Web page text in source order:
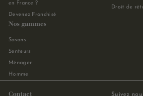
en France ?
Devenez Franchisé
Droit de
Nos gammes
Savons
Senteurs
Ménager
Homme
Contact Suivez